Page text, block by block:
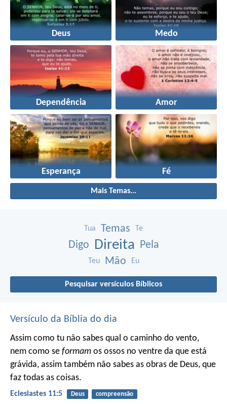
Deus Medo
Dependência Amor
Esperança Fé
Mais Temas...
Tua Temas Te
Digo Direita Pela
Teu Mão Eu
Pesquisar versículos Bíblicos
Versículo da Bíblia do dia
Assim como tu não sabes qual o caminho do vento,
nem como se formam os ossos no ventre da que está
grávida, assim também não sabes as obras de Deus, que
faz todas as coisas.
Eclesiastes 11:5 Deus compreensão